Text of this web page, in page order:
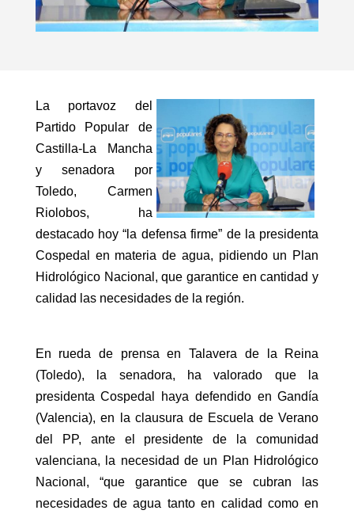
La portavoz del
Partido Popular de
Castilla-La Mancha
y senadora por
Toledo, Carmen
Riolobos, ha
destacado hoy “la defensa firme” de la presidenta
Cospedal en materia de agua, pidiendo un Plan
Hidrológico Nacional, que garantice en cantidad y
calidad las necesidades de la región.
En rueda de prensa en Talavera de la Reina
(Toledo), la senadora, ha valorado que la
presidenta Cospedal haya defendido en Gandía
(Valencia), en la clausura de Escuela de Verano
del PP, ante el presidente de la comunidad
valenciana, la necesidad de un Plan Hidrológico
Nacional, “que garantice que se cubran las
necesidades de agua tanto en calidad como en